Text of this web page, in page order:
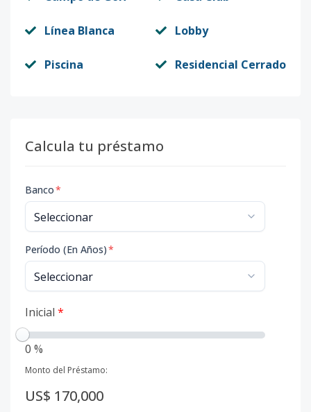
Línea Blanca Lobby
Piscina Residencial Cerrado
Calcula tu préstamo
Banco*
Período (En Años)*
Inicial *
0 %
Monto del Préstamo:
US$ 170,000